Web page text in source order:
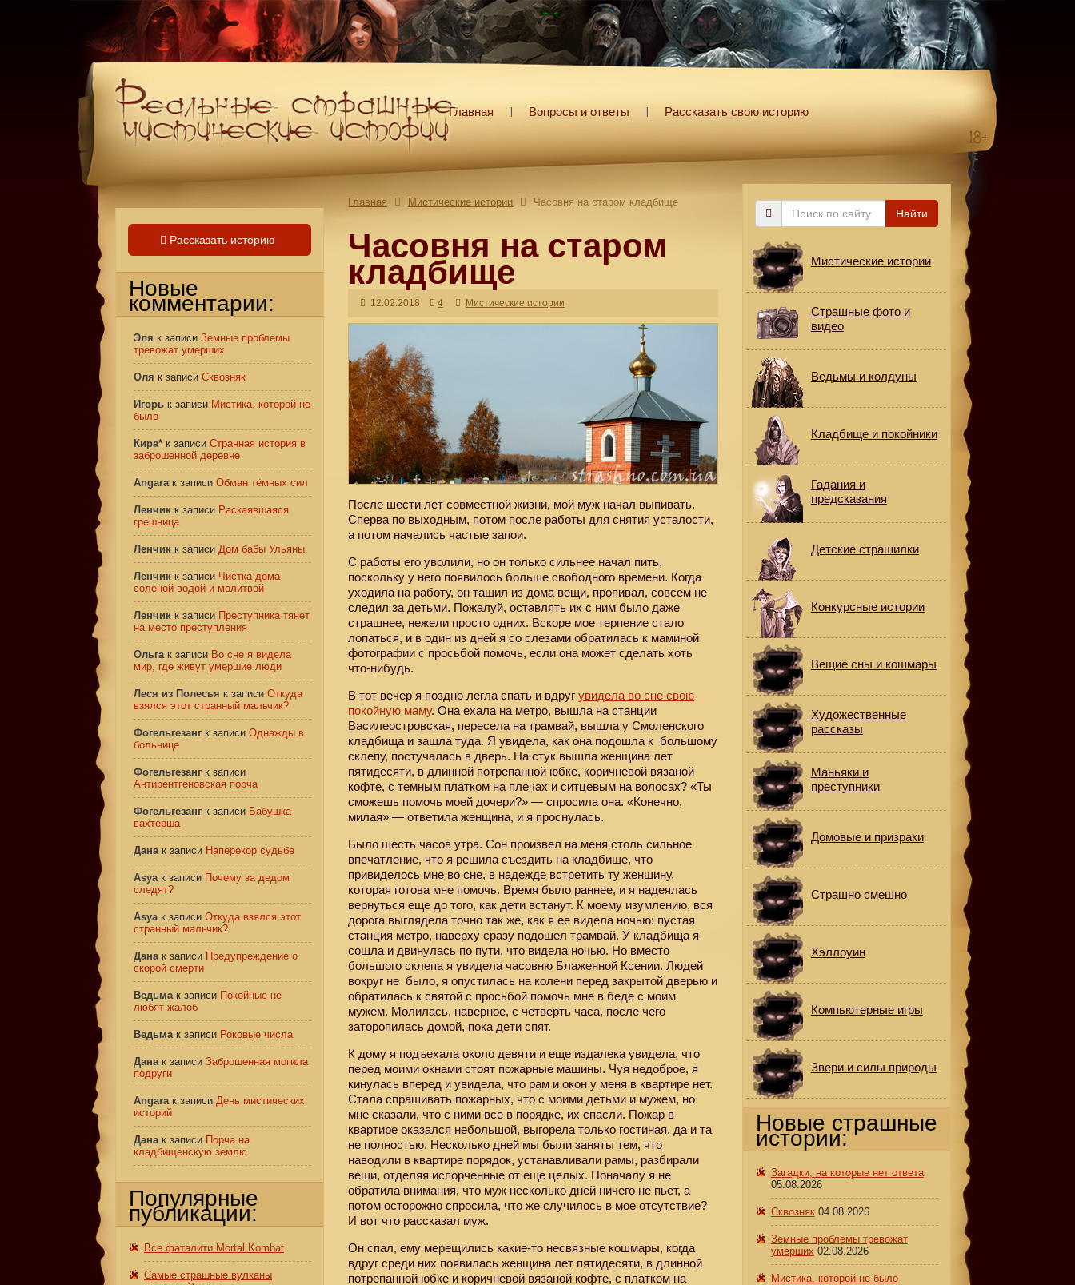
Главная Вопросы и ответы Рассказать свою историю
Главная Мистические истории Часовня на старом кладбище
Часовня на старом
кладбище
12.02.2018 4 Мистические истории
После шести лет совместной жизни, мой муж начал выпивать.
Сперва по выходным, потом после работы для снятия усталости,
а потом начались частые запои.
С работы его уволили, но он только сильнее начал пить,
поскольку у него появилось больше свободного времени. Когда
уходила на работу, он тащил из дома вещи, пропивал, совсем не
следил за детьми. Пожалуй, оставлять их с ним было даже
страшнее, нежели просто одних. Вскоре мое терпение стало
лопаться, и в один из дней я со слезами обратилась к маминой
фотографии с просьбой помочь, если она может сделать хоть
что-нибудь.
В тот вечер я поздно легла спать и вдругувидела во сне свою
покойную маму. Она ехала на метро, вышла на станции
Василеостровская, пересела на трамвай, вышла у Смоленского
кладбища и зашла туда. Я увидела, как она подошла к большому
склепу, постучалась в дверь. На стук вышла женщина лет
пятидесяти, в длинной потрепанной юбке, коричневой вязаной
кофте, с темным платком на плечах и ситцевым на волосах? «Ты
сможешь помочь моей дочери?» — спросила она. «Конечно,
милая» — ответила женщина, и я проснулась.
Было шесть часов утра. Сон произвел на меня столь сильное
впечатление, что я решила съездить на кладбище, что
привиделось мне во сне, в надежде встретить ту женщину,
которая готова мне помочь. Время было раннее, и я надеялась
вернуться еще до того, как дети встанут. К моему изумлению, вся
дорога выглядела точно так же, как я ее видела ночью: пустая
станция метро, наверху сразу подошел трамвай. У кладбища я
сошла и двинулась по пути, что видела ночью. Но вместо
большого склепа я увидела часовню Блаженной Ксении. Людей
вокруг не было, я опустилась на колени перед закрытой дверью и
обратилась к святой с просьбой помочь мне в беде с моим
мужем. Молилась, наверное, с четверть часа, после чего
заторопилась домой, пока дети спят.
К дому я подъехала около девяти и еще издалека увидела, что
перед моими окнами стоят пожарные машины. Чуя недоброе, я
кинулась вперед и увидела, что рам и окон у меня в квартире нет.
Стала спрашивать пожарных, что с моими детьми и мужем, но
мне сказали, что с ними все в порядке, их спасли. Пожар в
квартире оказался небольшой, выгорела только гостиная, да и та
не полностью. Несколько дней мы были заняты тем, что
наводили в квартире порядок, устанавливали рамы, разбирали
вещи, отделяя испорченные от еще целых. Поначалу я не
обратила внимания, что муж несколько дней ничего не пьет, а
потом осторожно спросила, что же случилось в мое отсутствие?
И вот что рассказал муж.
Он спал, ему мерещились какие-то несвязные кошмары, когда
вдруг среди них появилась женщина лет пятидесяти, в длинной
потрепанной юбке и коричневой вязаной кофте, с платком на
Рассказать историю
Новые
комментарии:
Эля к записи Земные проблемы
тревожат умерших
Оля к записи Сквозняк
Игорь к записи Мистика, которой не
было
Кира* к записи Странная история в
заброшенной деревне
Angaraк записи Обман тёмных сил
Ленчик к записи Раскаявшаяся
грешница
Ленчик к записи Дом бабы Ульяны
Ленчик к записи Чистка дома
соленой водой и молитвой
Ленчик к записи Преступника тянет
на место преступления
Ольгак записи Во сне я видела
мир, где живут умершие люди
Леся из Полесья к записи Откуда
взялся этот странный мальчик?
Фогельгезанг к записи Однажды в
больнице
Фогельгезанг к записи
Антирентгеновская порча
Фогельгезанг к записи Бабушка-
вахтерша
Данак записи Наперекор судьбе
Asyaк записи Почему за дедом
следят?
Asyaк записи Откуда взялся этот
странный мальчик?
Данак записи Предупреждение о
скорой смерти
Ведьмак записи Покойные не
любят жалоб
Ведьмак записи Роковые числа
Данак записи Заброшенная могила
подруги
Angaraк записи День мистических
историй
Данак записи Порча на
кладбищенскую землю
Популярные
публикации:
Все фаталити Mortal Kombat
Самые страшные вулканы
Поиск
Найти
Мистические истории
Страшные фото и
видео
Ведьмы и колдуны
Кладбище и покойники
Гадания и
предсказания
Детские страшилки
Конкурсные истории
Вещие сны и кошмары
Художественные
рассказы
Маньяки и
преступники
Домовые и призраки
Страшно смешно
Хэллоуин
Компьютерные игры
Звери и силы природы
Новые страшные
истории:
Загадки, на которые нет ответа
05.08.2026
Сквозняк 04.08.2026
Земные проблемы тревожат
умерших 02.08.2026
Мистика, которой не было